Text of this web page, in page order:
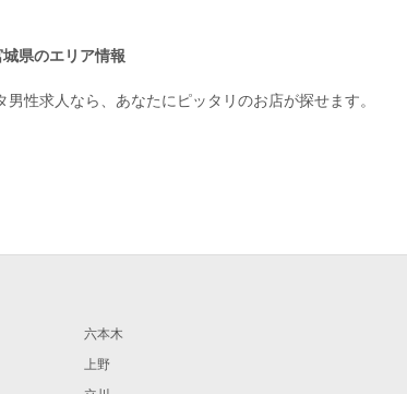
城県のエリア情報
性求人なら、あなたにピッタリのお店が探せます。
六本木
上野